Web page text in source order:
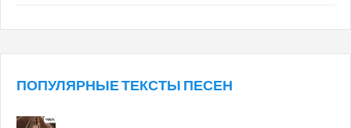
ПОПУЛЯРНЫЕ ТЕКСТЫ ПЕСЕН